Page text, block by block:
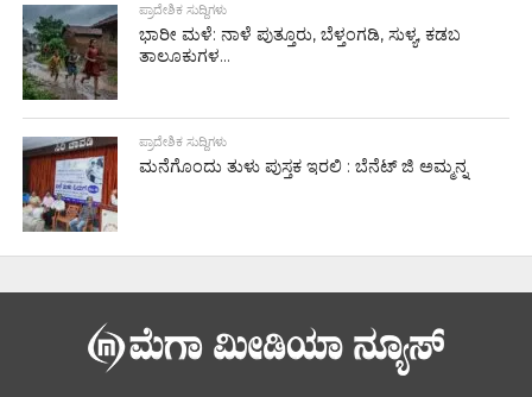
ಪ್ರಾದೇಶಿಕ ಸುದ್ದಿಗಳು
ಭಾರೀ ಮಳೆ: ನಾಳೆ ಪುತ್ತೂರು, ಬೆಳ್ತಂಗಡಿ, ಸುಳ್ಯ, ಕಡಬ
ತಾಲೂಕುಗಳ...
ಪ್ರಾದೇಶಿಕ ಸುದ್ದಿಗಳು
ಮನೆಗೊಂದು ತುಳು ಪುಸ್ತಕ ಇರಲಿ : ಬೆನೆಟ್ ಜಿ ಅಮ್ಮನ್ನ